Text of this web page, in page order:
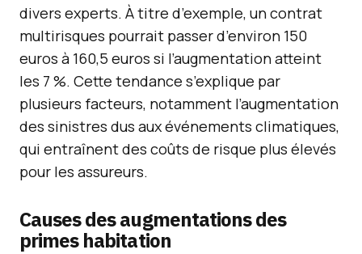
divers experts. À titre d’exemple, un contrat
multirisques pourrait passer d’environ 150
euros à 160,5 euros si l’augmentation atteint
les 7 %. Cette tendance s’explique par
plusieurs facteurs, notamment l’augmentation
des sinistres dus aux événements climatiques,
qui entraînent des coûts de risque plus élevés
pour les assureurs.
Causes des augmentations des
primes habitation